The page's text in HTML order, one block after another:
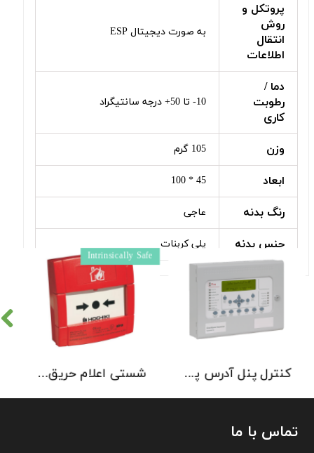
پروتکل و
روش
انتقال
اطلاعات
به صورت دیجیتال ESP
دما /
رطوبت
کاری
10- تا 50+ درجه سانتیگراد
وزن 105 گرم
ابعاد 45 * 100
رنگ بدنه عاجی
جنس بدنه پلی کربنات
شستی اعلام حریق ضد انفجار هوچیکی Hochiki مدل CCP-E-IS
Intrinsically Safe
کنترل پنل آدرس پذیر Kentec مدل Syncro AS یک تا 2 لوپ
تماس با ما